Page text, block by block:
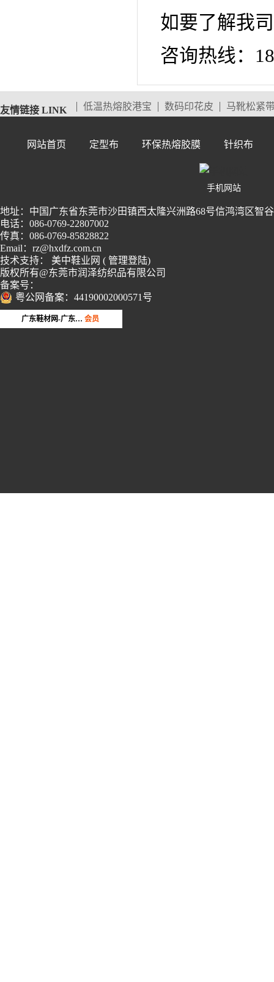
如要了解我
咨询热线：
友情链接 LINK 低温热熔胶港宝 数码印花皮 马靴松紧
网站首页 定型布 环保热熔胶膜 针织布
手机网站
地址：中国广东省东莞市沙田镇西太隆兴洲路68号信鸿湾区智
电话：086-0769-22807002
传真：086-0769-85828822
Email：rz@hxdfz.com.cn
技术支持：
美中鞋业网 ( 管理登陆)
版权所有@东莞市润泽纺织品有限公司
备案号：
粤公网备案：44190002000571号
品牌会员 第16年
广东鞋材网-广东省鞋材行业协会 会员